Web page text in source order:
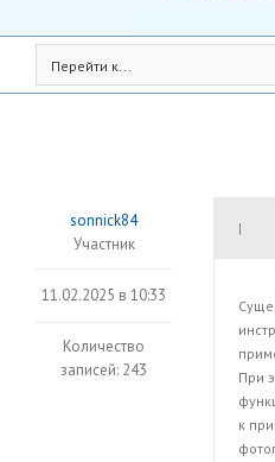
Перейти к...
sonnick84
Участник
11.02.2025 в 10:33
Количество
записей: 243
|
При
к